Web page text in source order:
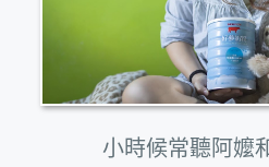
小時候常聽阿嬤